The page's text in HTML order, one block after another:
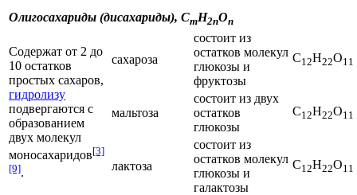
Олигосахариды (дисахариды), СmН2nОn
Содержат от 2 до
10 остатков
простых сахаров,
гидролизу
подвергаются с
образованием
двух молекул
моносахаридов[3]
[9].
сахароза
состоит из
остатков молекул
глюкозы и
фруктозы
С12Н22О11
мальтоза
состоит из двух
остатков
глюкозы
С12Н22О11
лактоза
состоит из
остатков молекул
глюкозы и
галактозы
С12Н22О11